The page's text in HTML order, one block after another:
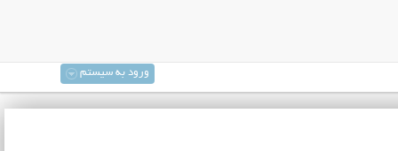
ورود به سیستم